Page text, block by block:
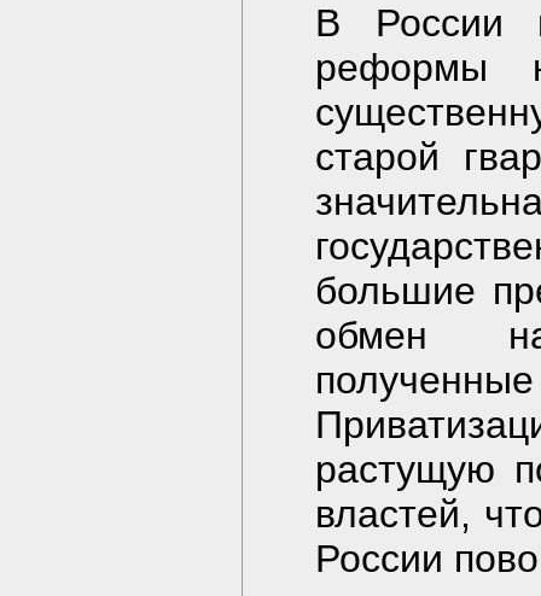
В России
реформы
старой
большие
обмен
растущую
властей,
России